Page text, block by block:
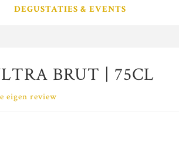
DEGUSTATIES & EVENTS
BRUT | 75CL
eigen review